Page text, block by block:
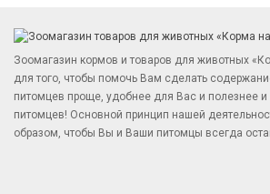
Зоомагазин кормов и товаров для животных
для того, чтобы помочь Вам сделать
питомцев проще, удобнее для Вас и полезнее
питомцев! Основной принцип нашей
образом, чтобы Вы и Ваши питомцы всегда